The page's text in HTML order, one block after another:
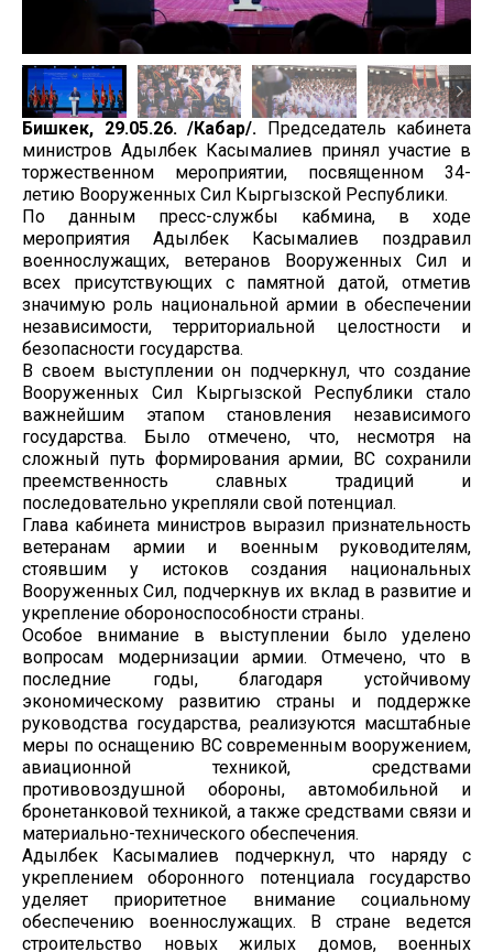
Бишкек, 29.05.26. /Кабар/. Председатель кабинета
министров Адылбек Касымалиев принял участие в
торжественном мероприятии, посвященном 34-
летию Вооруженных Сил Кыргызской Республики.
По данным пресс-службы кабмина, в ходе
мероприятия Адылбек Касымалиев поздравил
военнослужащих, ветеранов Вооруженных Сил и
всех присутствующих с памятной датой, отметив
значимую роль национальной армии в обеспечении
независимости, территориальной целостности и
безопасности государства.
В своем выступлении он подчеркнул, что создание
Вооруженных Сил Кыргызской Республики стало
важнейшим этапом становления независимого
государства. Было отмечено, что, несмотря на
сложный путь формирования армии, ВС сохранили
преемственность славных традиций и
последовательно укрепляли свой потенциал.
Глава кабинета министров выразил признательность
ветеранам армии и военным руководителям,
стоявшим у истоков создания национальных
Вооруженных Сил, подчеркнув их вклад в развитие и
укрепление обороноспособности страны.
Особое внимание в выступлении было уделено
вопросам модернизации армии. Отмечено, что в
последние годы, благодаря устойчивому
экономическому развитию страны и поддержке
руководства государства, реализуются масштабные
меры по оснащению ВС современным вооружением,
авиационной техникой, средствами
противовоздушной обороны, автомобильной и
бронетанковой техникой, а также средствами связи и
материально-технического обеспечения.
Адылбек Касымалиев подчеркнул, что наряду с
укреплением оборонного потенциала государство
уделяет приоритетное внимание социальному
обеспечению военнослужащих. В стране ведется
строительство новых жилых домов, военных